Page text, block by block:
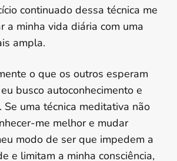
continuado dessa técnica me
a minha vida diária com uma
ampla.
o que os outros esperam
busco autoconhecimento e
Se uma técnica meditativa não
me melhor e mudar
modo de ser que impedem a
e limitam a minha consciência,